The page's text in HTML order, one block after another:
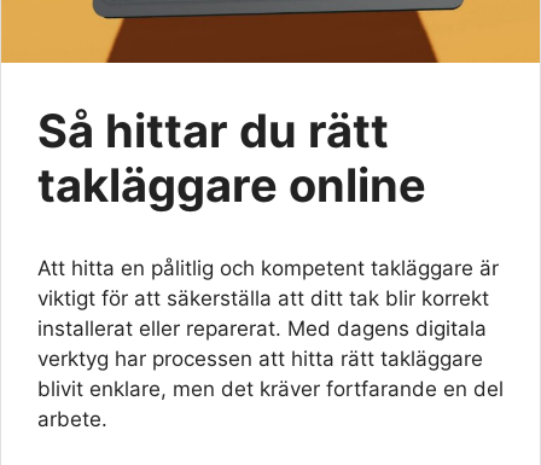
Så hittar du rätt
takläggare online
Att hitta en pålitlig och kompetent takläggare är
viktigt för att säkerställa att ditt tak blir korrekt
installerat eller reparerat. Med dagens digitala
verktyg har processen att hitta rätt takläggare
blivit enklare, men det kräver fortfarande en del
arbete.